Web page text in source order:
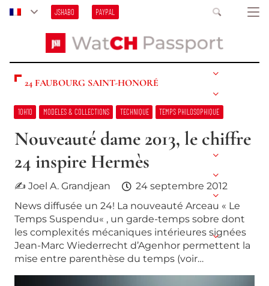
JSHABO PAYPAL
24 FAUBOURG SAINT-HONORÉ
10H10 MODELES & COLLECTIONS TECHNIQUE TEMPS PHILOSOPHIQUE
Nouveauté dame 2013, le chiffre
24 inspire Hermès
✍ Joel A. Grandjean
24 septembre 2012
News diffusée un 24! La nouveauté Arceau « Le
Temps Suspendu« , un garde-temps sobre dont
les complexités mécaniques intérieures signées
Jean-Marc Wiederrecht d’Agenhor permettent la
mise entre parenthèse du temps (voir…